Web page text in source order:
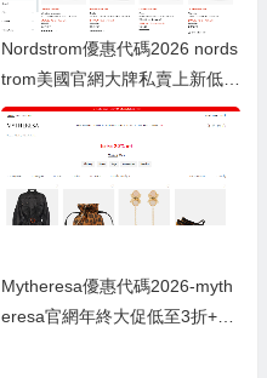
Nordstrom優惠代碼2026 nords
trom美國官網大牌私賣上新低至
2折+部分額外6折
Mytheresa優惠代碼2026-myth
eresa官網年終大促低至3折+額